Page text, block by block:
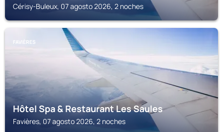
Cérisy-Buleux, 07 agosto 2026, 2 noches
FAVIÈRES
Hôtel Spa & Restaurant Les Saules
Favières, 07 agosto 2026, 2 noches